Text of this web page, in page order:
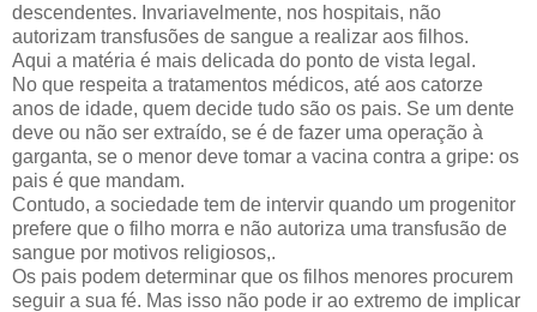
descendentes. Invariavelmente, nos hospitais, não
autorizam transfusões de sangue a realizar aos filhos.
Aqui a matéria é mais delicada do ponto de vista legal.
No que respeita a tratamentos médicos, até aos catorze
anos de idade, quem decide tudo são os pais. Se um dente
deve ou não ser extraído, se é de fazer uma operação à
garganta, se o menor deve tomar a vacina contra a gripe: os
pais é que mandam.
Contudo, a sociedade tem de intervir quando um progenitor
prefere que o filho morra e não autoriza uma transfusão de
sangue por motivos religiosos,.
Os pais podem determinar que os filhos menores procurem
seguir a sua fé. Mas isso não pode ir ao extremo de implicar